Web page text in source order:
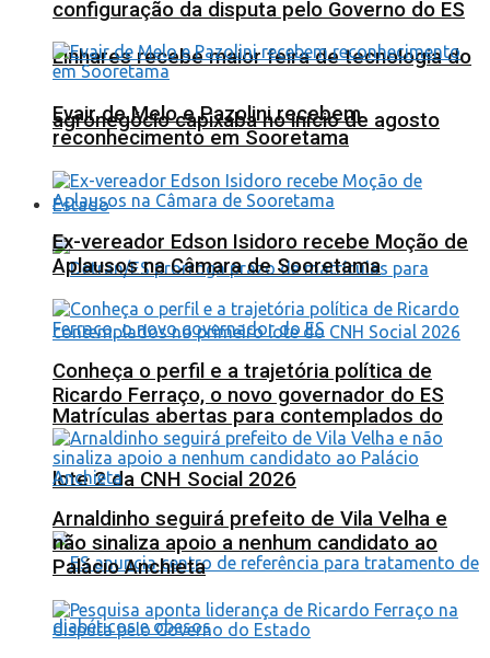
Linhares recebe maior feira de tecnologia do
agronegócio capixaba no início de agosto
Estado
Matrículas abertas para contemplados do
lote 2 da CNH Social 2026
configuração da disputa pelo Governo do ES
Evair de Melo e Pazolini recebem
reconhecimento em Sooretama
Ex-vereador Edson Isidoro recebe Moção de
Aplausos na Câmara de Sooretama
Conheça o perfil e a trajetória política de
Ricardo Ferraço, o novo governador do ES
Arnaldinho seguirá prefeito de Vila Velha e
não sinaliza apoio a nenhum candidato ao
Palácio Anchieta